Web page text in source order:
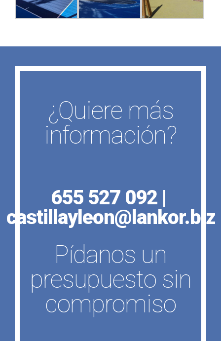
¿Quiere más
información?
655 527 092 |
castillayleon@lankor.biz
Pídanos un
presupuesto sin
compromiso